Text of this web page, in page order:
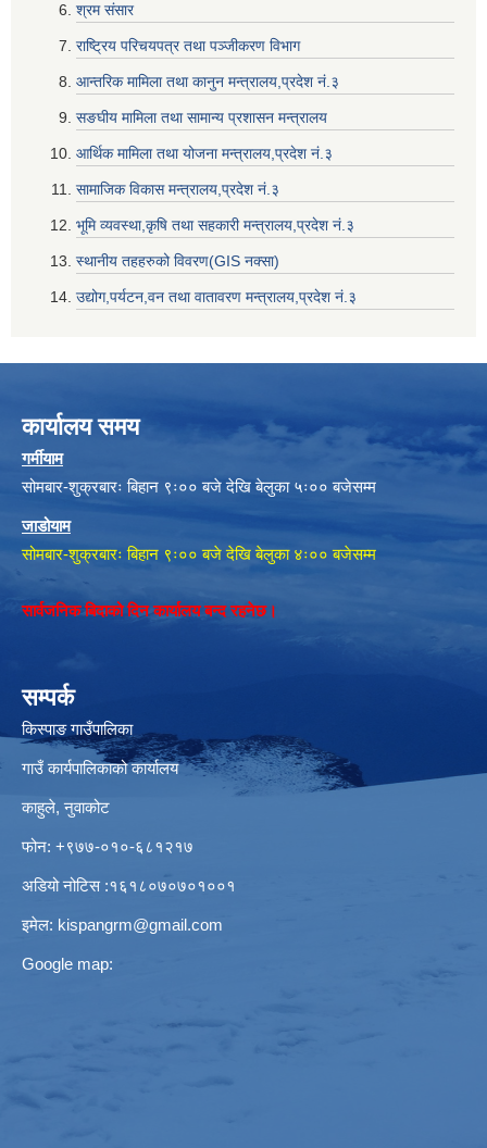
श्रम संसार
राष्ट्रिय परिचयपत्र तथा पञ्जीकरण विभाग
आन्तरिक मामिला तथा कानुन मन्त्रालय,प्रदेश नं‌‍‌‍.३
सङघीय मामिला तथा सामान्य प्रशासन मन्त्रालय
आर्थिक मामिला तथा योजना मन्त्रालय,प्रदेश नं‌‍‌‍.३
सामाजिक विकास मन्त्रालय,प्रदेश नं‌‍‌‍.३
भूमि व्यवस्था,कृषि तथा सहकारी मन्त्रालय,प्रदेश नं‌‍‌‍.३
स्थानीय तहहरुको विवरण(GIS नक्सा)
उद्योग,पर्यटन,वन तथा वातावरण मन्त्रालय,प्रदेश नं‌‍‌‍.३
कार्यालय समय
गर्मीयाम
सोमबार-शुक्रबारः बिहान ९ः०० बजे देखि बेलुका ५ः०० बजेसम्म
जाडोयाम
सोमबार-शुक्रबारः बिहान ९ः०० बजे देखि बेलुका ४ः०० बजेसम्म
सार्वजनिक बिदाको दिन कार्यालय बन्द रहनेछ।
सम्पर्क
किस्पाङ गाउँपालिका
गाउँ कार्यपालिकाको कार्यालय
काहुले‍‍, नुवाकोट
फोन: ‌+९७७-०१०-६८१२१७
अडियो नोटिस ‌‍:१६१८०७०७०१००१
इमेल: kispangrm@gmail.com
Google map: